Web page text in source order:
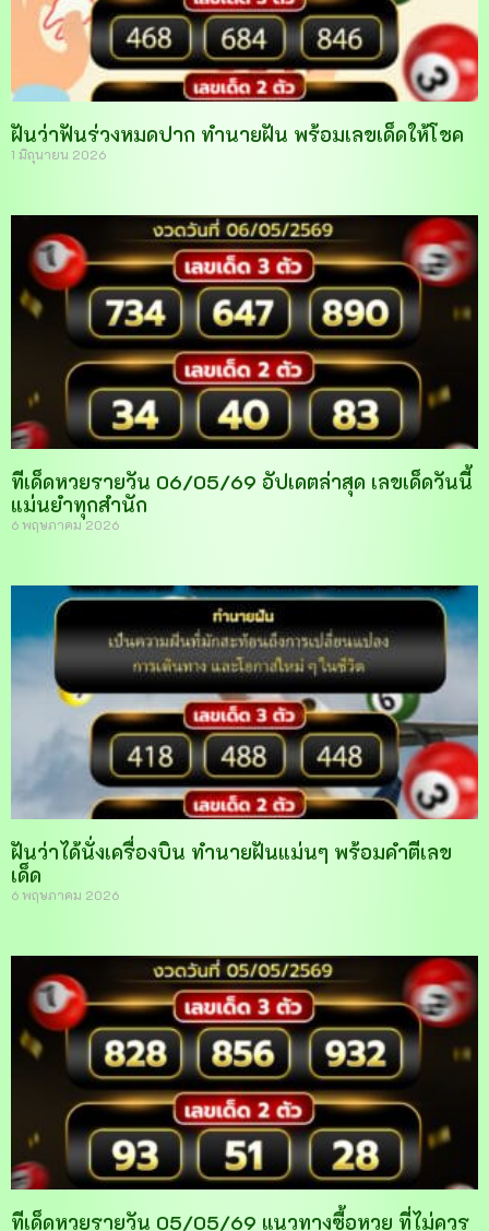
ฝันว่าฟันร่วงหมดปาก ทำนายฝัน พร้อมเลขเด็ดให้โชค
1 มิถุนายน 2026
ทีเด็ดหวยรายวัน 06/05/69 อัปเดตล่าสุด เลขเด็ดวันนี้
แม่นยำทุกสำนัก
6 พฤษภาคม 2026
ฝันว่าได้นั่งเครื่องบิน ทำนายฝันแม่นๆ พร้อมคำตีเลข
เด็ด
6 พฤษภาคม 2026
ทีเด็ดหวยรายวัน 05/05/69 แนวทางซื้อหวย ที่ไม่ควร